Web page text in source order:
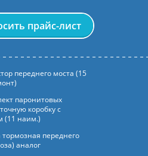
прайс-лист
переднего моста (15
паронитовых
коробку с
(11 наим.)
переднего
аналог